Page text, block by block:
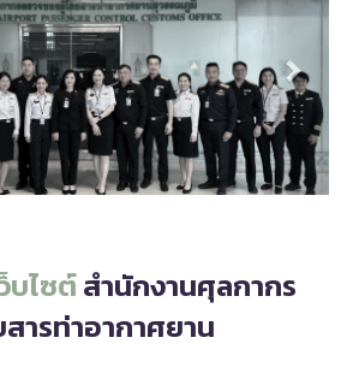
บไซต์สำนักงานศุลกากร
ารท่าอากาศยาน